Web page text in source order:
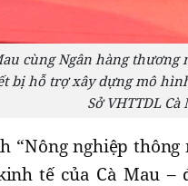
cùng Ngân hàng
bị hỗ trợ xây dựng mô
Sở VHTTDL Cà
“Nông nghiệp
tế của Cà Mau –